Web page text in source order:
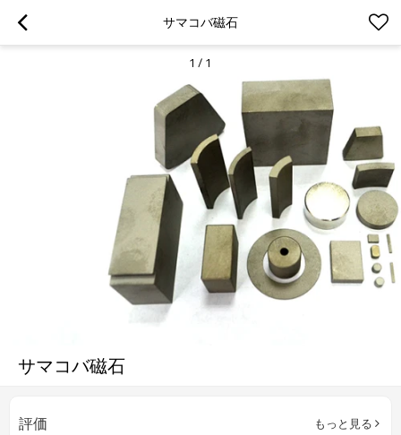
サマコバ磁石
1 / 1
サマコバ磁石
評価 もっと見る